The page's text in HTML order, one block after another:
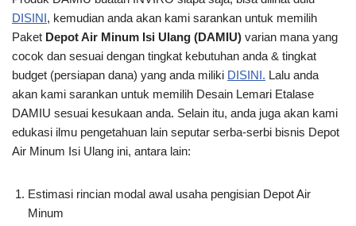
DISINI, kemudian anda akan kami sarankan untuk memilih
Paket Depot Air Minum Isi Ulang (DAMIU) varian mana yang
cocok dan sesuai dengan tingkat kebutuhan anda & tingkat
budget (persiapan dana) yang anda miliki DISINI. Lalu anda
akan kami sarankan untuk memilih Desain Lemari Etalase
DAMIU sesuai kesukaan anda. Selain itu, anda juga akan kami
edukasi ilmu pengetahuan lain seputar serba-serbi bisnis Depot
Air Minum Isi Ulang ini, antara lain:
Estimasi rincian modal awal usaha pengisian Depot Air
Minum